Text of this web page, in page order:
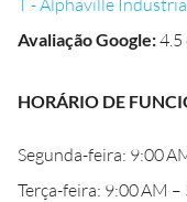
T - Alphaville
Avaliação Google:4.5
HORÁRIO DE
Segunda-feira: 9:00
Terça-feira: 9:00 AM –